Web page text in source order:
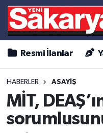
Resmi İlanlar
HABERLER ASAYİŞ
MİT,